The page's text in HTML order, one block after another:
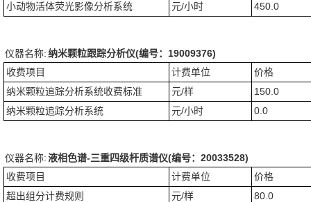
小动物活体荧光影像分析系统
元/小时 450.0
仪器名称:纳米颗粒跟踪分析仪(编号：19009376)
收费项目
计费单位
价格
纳米颗粒追踪分析系统收费标准
元/样
150.0
纳米颗粒追踪分析系统
元/小时 0.0
仪器名称:液相色谱-三重四级杆质谱仪(编号：20033528)
收费项目
计费单位
价格
超出组分计费规则
元/样
80.0